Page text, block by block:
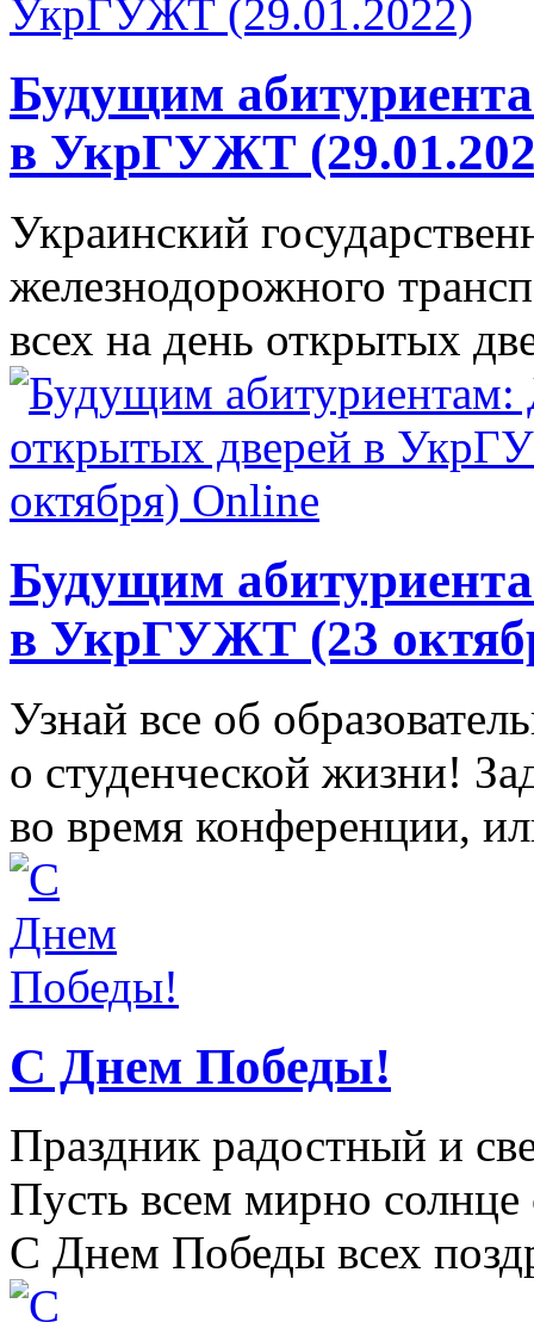
Будущим
в УкрГУЖТ
Украинский
железнодорожного
всех на день открытых
Будущим
в УкрГУЖТ (23
Узнай все об
о студенческой жизни!
во время конференции,
С Днем Победы!
Праздник радостный и
Пусть всем мирно
С Днем Победы всех